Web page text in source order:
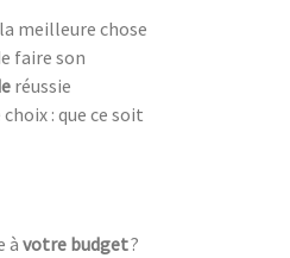
meilleure chose
faire son
réussie
: que ce soit
à votre budget?